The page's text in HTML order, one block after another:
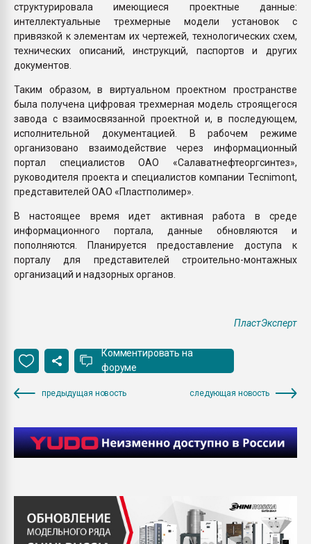
структурировала имеющиеся проектные данные:
интеллектуальные трехмерные модели установок с
привязкой к элементам их чертежей, технологических схем,
технических описаний, инструкций, паспортов и других
документов.
Таким образом, в виртуальном проектном пространстве
была получена цифровая трехмерная модель строящегося
завода с взаимосвязанной проектной и, в последующем,
исполнительной документацией. В рабочем режиме
организовано взаимодействие через информационный
портал специалистов ОАО «Салаватнефтеоргсинтез»,
руководителя проекта и специалистов компании Tecnimont,
представителей ОАО «Пластполимер».
В настоящее время идет активная работа в среде
информационного портала, данные обновляются и
пополняются. Планируется предоставление доступа к
порталу для представителей строительно-монтажных
организаций и надзорных органов.
ПластЭксперт
Комментировать на
форуме
предыдущая новость следующая новость